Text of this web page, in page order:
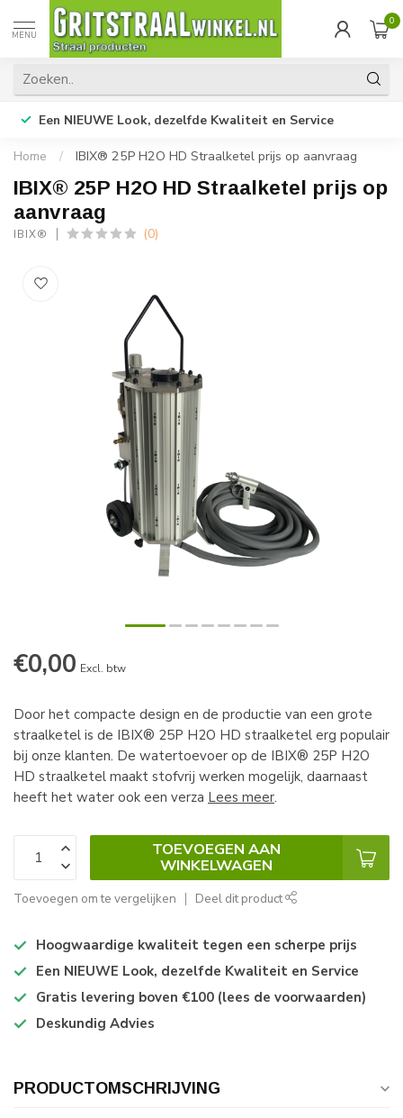
MENU
0
Een NIEUWE Look, dezelfde Kwaliteit en Service
Home / IBIX® 25P H2O HD Straalketel prijs op aanvraag
IBIX® 25P H2O HD Straalketel prijs op
aanvraag
IBIX® (0)
€0,00 Excl. btw
Door het compacte design en de productie van een grote
straalketel is de IBIX® 25P H2O HD straalketel erg populair
bij onze klanten. De watertoevoer op de IBIX® 25P H2O
HD straalketel maakt stofvrij werken mogelijk, daarnaast
heeft het water ook een verza Lees meer.
TOEVOEGEN AAN
WINKELWAGEN
Toevoegen om te vergelijken Deel dit product
Hoogwaardige kwaliteit tegen een scherpe prijs
Een NIEUWE Look, dezelfde Kwaliteit en Service
Gratis levering boven €100 (lees de voorwaarden)
Deskundig Advies
PRODUCTOMSCHRIJVING